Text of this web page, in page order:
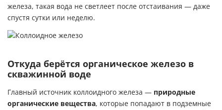
железа, такая вода не светлеет после отстаивания — даже
спустя сутки или неделю.
Откуда берётся органическое железо в
скважинной воде
Главный источник коллоидного железа — природные
органические вещества, которые попадают в подземные